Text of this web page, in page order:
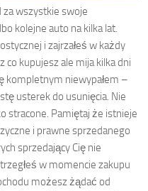
za wszystkie swoje
kolejne auto na kilka lat.
i zajrzałeś w każdy
co kupujesz ale mija kilka dni
kompletnym niewypałem –
usterek do usunięcia. Nie
stracone. Pamiętaj że istnieje
i prawne sprzedanego
sprzedający Cię nie
w momencie zakupu
możesz żądać od